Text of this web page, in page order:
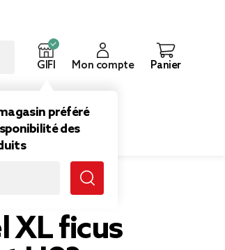
GIFI
préféré
des
Mon compte Panier
XL ficus